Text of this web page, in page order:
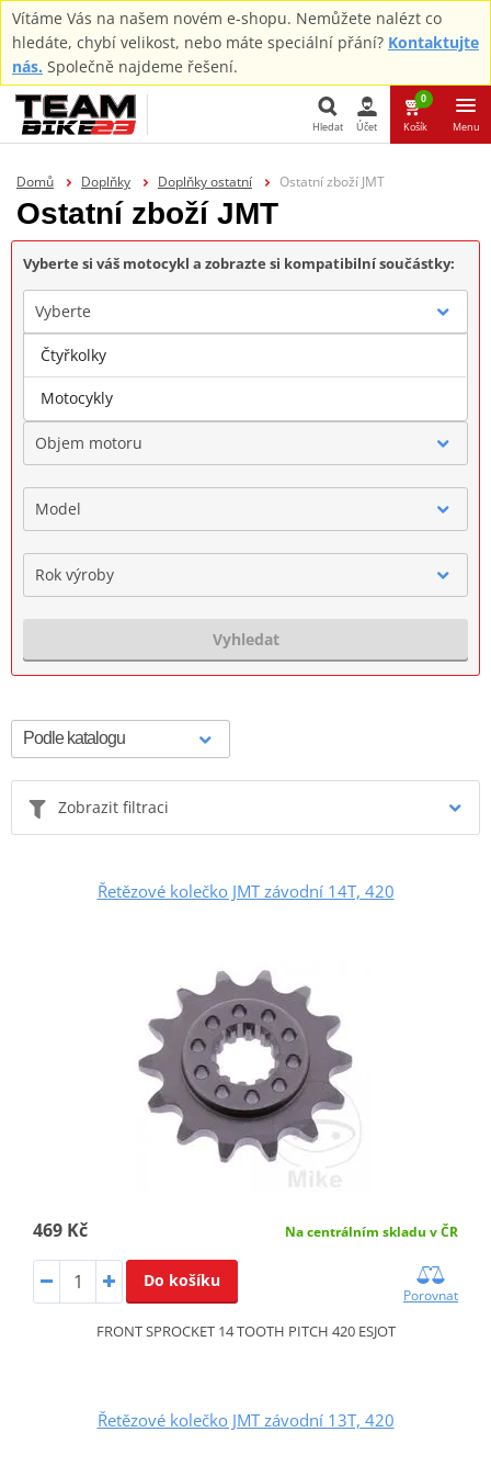
Vítáme Vás na našem novém e-shopu. Nemůžete nalézt co
hledáte, chybí velikost, nebo máte speciální přání? Kontaktujte
nás. Společně najdeme řešení.
Hledat Účet
0
Košík Menu
Domů Doplňky Doplňky ostatní Ostatní zboží JMT
Ostatní zboží JMT
Vyberte si váš motocykl a zobrazte si kompatibilní součástky:
Vyberte
Značka
Objem motoru
Model
Rok výroby
Vyhledat
Zobrazit filtraci
Řetězové kolečko JMT závodní 14T, 420
469 Kč Na centrálním skladu v ČR
Do košíku
Porovnat
FRONT SPROCKET 14 TOOTH PITCH 420 ESJOT
Řetězové kolečko JMT závodní 13T, 420
Čtyřkolky
Motocykly